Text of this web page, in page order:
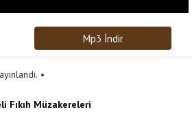
Mp3 İndir
Fıkıh Müzakereleri